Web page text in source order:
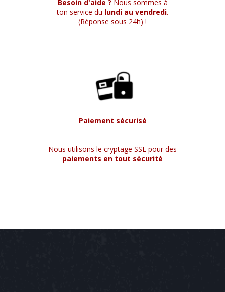
Besoin d'aide ? Nous sommes à
ton service du lundi au vendredi.
(Réponse sous 24h) !
Paiement sécurisé
Nous utilisons le cryptage SSL pour des
paiements en tout sécurité